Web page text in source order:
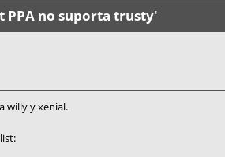
PPA no suporta trusty'
willy y xenial.